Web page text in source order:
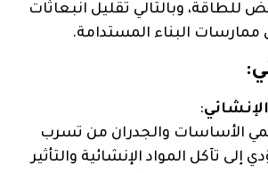
وبالتالي تقليل انبعاثات
ممارسات البناء المستدامة.
:
الأساسات والجدران من تسرب
إلى تآكل المواد الإنشائية والتأثير